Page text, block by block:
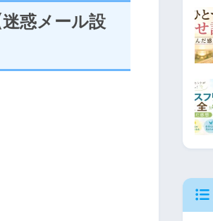
惑メール設